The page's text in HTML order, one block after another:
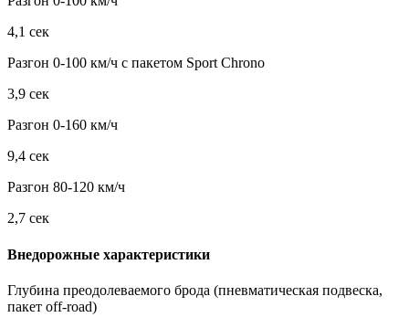
4,1 сек
Разгон 0-100 км/ч с пакетом Sport Chrono
3,9 сек
Разгон 0-160 км/ч
9,4 сек
Разгон 80-120 км/ч
2,7 сек
Внедорожные характеристики
Глубина преодолеваемого брода (пневматическая подвеска,
пакет off-road)